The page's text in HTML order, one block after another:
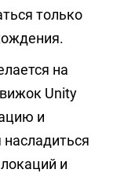
только
на
Unity
и
и